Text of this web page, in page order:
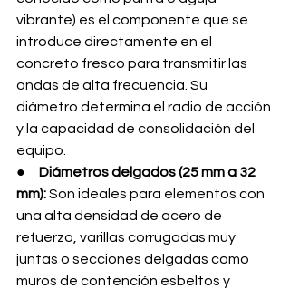
vibrante) es el componente que se
introduce directamente en el
concreto fresco para transmitir las
ondas de alta frecuencia. Su
diámetro determina el radio de acción
y la capacidad de consolidación del
equipo.
● Diámetros delgados (25 mm a 32
mm): Son ideales para elementos con
una alta densidad de acero de
refuerzo, varillas corrugadas muy
juntas o secciones delgadas como
muros de contención esbeltos y